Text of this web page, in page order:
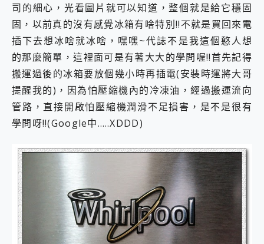
司的細心，光看圖片就可以知道，整個就是給它穩固
固，以前真的沒有感覺冰箱有啥特別!!不就是買回來電
插下去想冰啥就冰啥，嘿嘿~代誌不是我這個憨人想
的那麼簡單，這裡面可是有著大大的學問喔!!首先記得
搬運過後的冰箱要放個幾小時再插電(安裝時運將大哥
提醒我的)，因為怕壓縮機內的冷凍油，經過搬運流向
管路，直接開啟怕壓縮機潤滑不足損害，是不是很有
學問呀!!(Google中…..XDDD)